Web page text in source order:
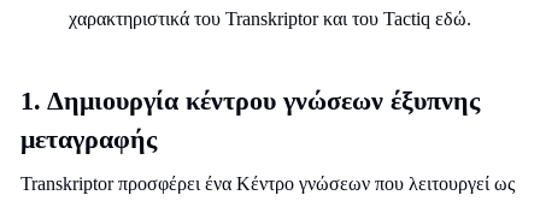
χαρακτηριστικά του Transkriptor και του Tactiq εδώ.
1. Δημιουργία κέντρου γνώσεων έξυπνης
μεταγραφής
Transkriptor προσφέρει ένα Κέντρο γνώσεων που λειτουργεί ως